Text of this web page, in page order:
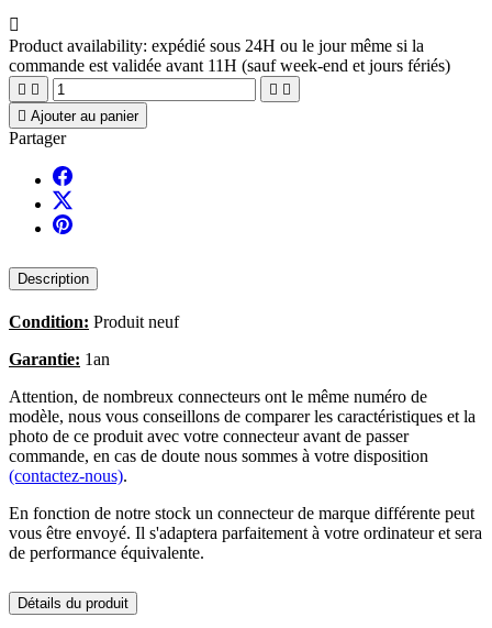

Product availability: expédié sous 24H ou le jour même si la
commande est validée avant 11H (sauf week-end et jours fériés)
   
 Ajouter au panier
Partager
Description
Condition: Produit neuf
Garantie: 1an
Attention, de nombreux connecteurs ont le même numéro de
modèle, nous vous conseillons de comparer les caractéristiques et la
photo de ce produit avec votre connecteur avant de passer
commande, en cas de doute nous sommes à votre disposition
(contactez-nous).
En fonction de notre stock un connecteur de marque différente peut
vous être envoyé. Il s'adaptera parfaitement à votre ordinateur et sera
de performance équivalente.
Détails du produit